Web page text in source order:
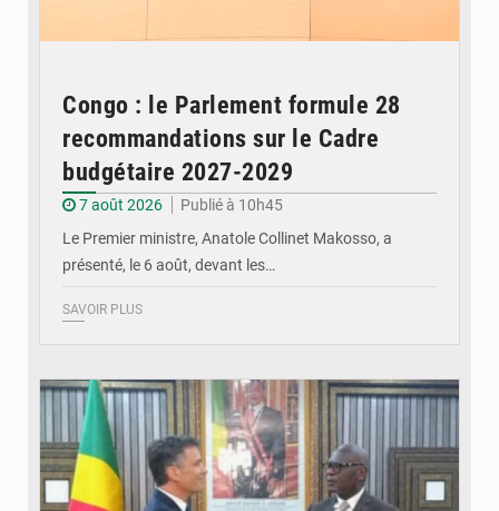
Congo : le Parlement formule 28
recommandations sur le Cadre
budgétaire 2027-2029
7 août 2026
Publié à 10h45
Le Premier ministre, Anatole Collinet Makosso, a
présenté, le 6 août, devant les…
SAVOIR PLUS